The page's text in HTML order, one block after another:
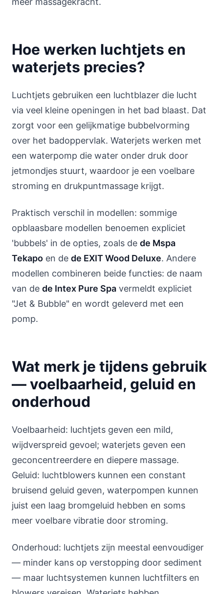
Hoe werken luchtjets en
waterjets precies?
Luchtjets gebruiken een luchtblazer die lucht
via veel kleine openingen in het bad blaast. Dat
zorgt voor een gelijkmatige bubbelvorming
over het badoppervlak. Waterjets werken met
een waterpomp die water onder druk door
jetmondjes stuurt, waardoor je een voelbare
stroming en drukpuntmassage krijgt.
Praktisch verschil in modellen: sommige
opblaasbare modellen benoemen expliciet
'bubbels' in de opties, zoals de de Mspa
Tekapo en de de EXIT Wood Deluxe. Andere
modellen combineren beide functies: de naam
van de de Intex Pure Spa vermeldt expliciet
"Jet & Bubble" en wordt geleverd met een
pomp.
Wat merk je tijdens gebruik
— voelbaarheid, geluid en
onderhoud
Voelbaarheid: luchtjets geven een mild,
wijdverspreid gevoel; waterjets geven een
geconcentreerdere en diepere massage.
Geluid: luchtblowers kunnen een constant
bruisend geluid geven, waterpompen kunnen
juist een laag bromgeluid hebben en soms
meer voelbare vibratie door stroming.
Onderhoud: luchtjets zijn meestal eenvoudiger
— minder kans op verstopping door sediment
— maar luchtsystemen kunnen luchtfilters en